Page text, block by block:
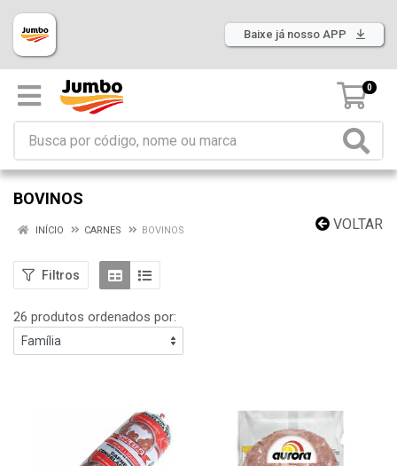
Baixe já nosso APP
0
BOVINOS
VOLTAR
INÍCIO CARNES BOVINOS
Filtros
26 produtos ordenados por: